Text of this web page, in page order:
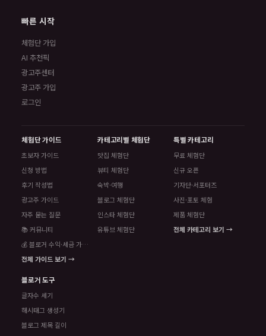
빠른 시작
체험단 가입
AI 추천픽
광고주센터
광고주 가입
로그인
체험단 가이드
초보자 가이드
신청 방법
후기 작성법
광고주 가이드
자주 묻는 질문
📚 커뮤니티
💰 블로거 수익·세금 가이드
전체 가이드 보기 →
카테고리별 체험단
맛집 체험단
뷰티 체험단
숙박·여행
블로그 체험단
인스타 체험단
유튜브 체험단
특별 카테고리
무료 체험단
신규 오픈
기자단·서포터즈
사진·포토 체험
제품 체험단
전체 카테고리 보기 →
블로거 도구
글자수 세기
해시태그 생성기
블로그 제목 길이